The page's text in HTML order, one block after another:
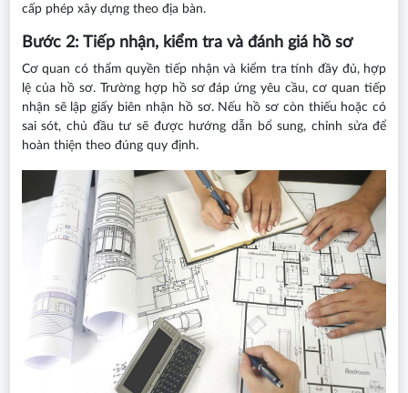
cấp phép xây dựng theo địa bàn.
Bước 2: Tiếp nhận, kiểm tra và đánh giá hồ sơ
Cơ quan có thẩm quyền tiếp nhận và kiểm tra tính đầy đủ, hợp
lệ của hồ sơ. Trường hợp hồ sơ đáp ứng yêu cầu, cơ quan tiếp
nhận sẽ lập giấy biên nhận hồ sơ. Nếu hồ sơ còn thiếu hoặc có
sai sót, chủ đầu tư sẽ được hướng dẫn bổ sung, chỉnh sửa để
hoàn thiện theo đúng quy định.